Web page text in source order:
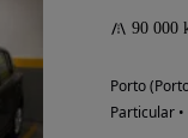
90 000
Porto
Particular